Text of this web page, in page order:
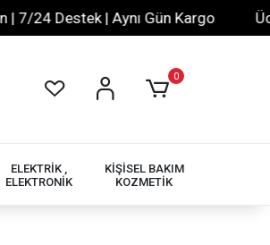
Destek | Aynı Gün Kargo
0
ELEKTRİK ,
ELEKTRONİK
KİŞİSEL BAKIM
KOZMETİK